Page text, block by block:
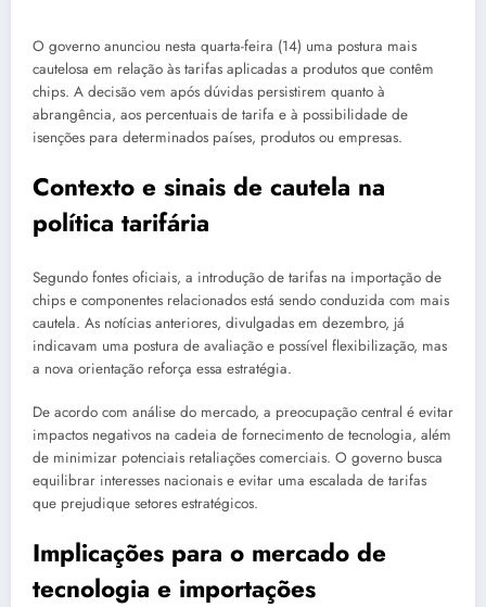
O governo anunciou nesta quarta-feira (14) uma postura mais
cautelosa em relação às tarifas aplicadas a produtos que contêm
chips. A decisão vem após dúvidas persistirem quanto à
abrangência, aos percentuais de tarifa e à possibilidade de
isenções para determinados países, produtos ou empresas.
Contexto e sinais de cautela na
política tarifária
Segundo fontes oficiais, a introdução de tarifas na importação de
chips e componentes relacionados está sendo conduzida com mais
cautela. As notícias anteriores, divulgadas em dezembro, já
indicavam uma postura de avaliação e possível flexibilização, mas
a nova orientação reforça essa estratégia.
De acordo com análise do mercado, a preocupação central é evitar
impactos negativos na cadeia de fornecimento de tecnologia, além
de minimizar potenciais retaliações comerciais. O governo busca
equilibrar interesses nacionais e evitar uma escalada de tarifas
que prejudique setores estratégicos.
Implicações para o mercado de
tecnologia e importações